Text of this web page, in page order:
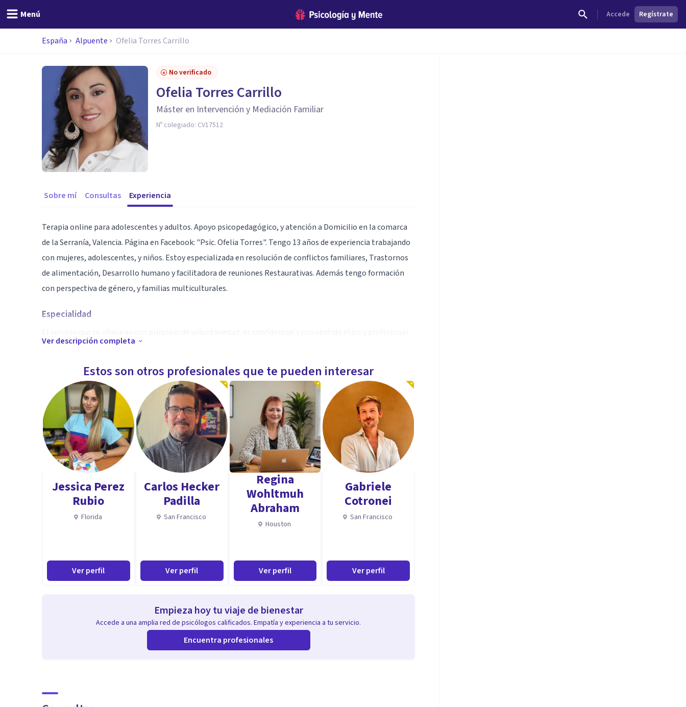
Menú Accede Regístrate
España Alpuente Ofelia Torres Carrillo
No verificado
Ofelia Torres Carrillo
Máster en Intervención y Mediación Familiar
Nº colegiado: CV17512
Sobre mí Consultas Experiencia
Terapia online para adolescentes y adultos. Apoyo psicopedagógico, y atención a Domicilio en la comarca
de la Serranía, Valencia. Página en Facebook: "Psic. Ofelia Torres". Tengo 13 años de experiencia trabajando
con mujeres, adolescentes, y niños. Estoy especializada en resolución de conflictos familiares, Trastornos
de alimentación, Desarrollo humano y facilitadora de reuniones Restaurativas. Además tengo formación
con perspectiva de género, y familias multiculturales.
Especialidad
Las sesiones se desarrollan utilizando los enfoques que más se adapten a la situación y necesidades de cada
persona, según su estadio de ciclo vital, e inquietudes personales. De antemano a la 1a sesión, se acuerda la
previsión del número citas y precio con descuento o con promoción vigente.
Ver descripción completa
Estos son otros profesionales que te pueden interesar
Jessica Perez
Rubio
Florida
Ver perfil
Carlos Hecker
Padilla
San Francisco
Ver perfil
Regina
Wohltmuh
Abraham
Houston
Ver perfil
Gabriele
Cotronei
San Francisco
Ver perfil
Empieza hoy tu viaje de bienestar
Accede a una amplia red de psicólogos calificados. Empatía y experiencia a tu servicio.
Encuentra profesionales